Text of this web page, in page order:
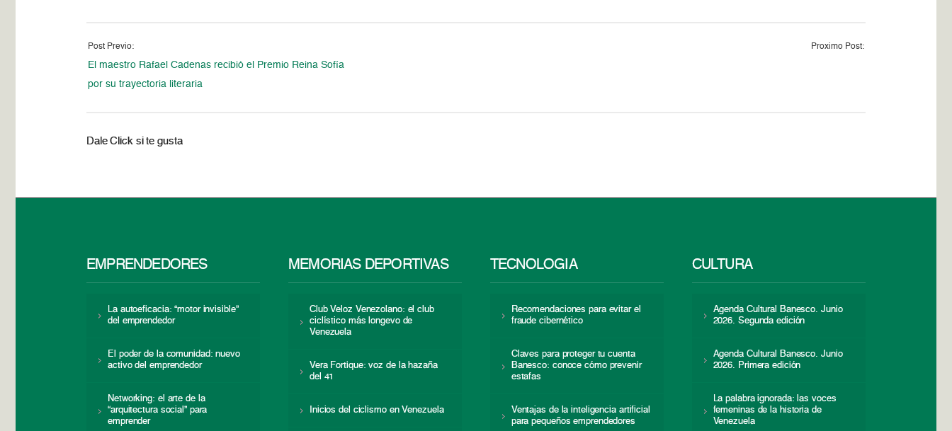
Post Previo:
El maestro Rafael Cadenas recibió el Premio Reina Sofía
por su trayectoria literaria
Proximo Post:
Dale Click si te gusta
EMPRENDEDORES
La autoeficacia: “motor invisible”
del emprendedor
El poder de la comunidad: nuevo
activo del emprendedor
Networking: el arte de la
“arquitectura social” para
emprender
MEMORIAS DEPORTIVAS
Club Veloz Venezolano: el club
ciclístico más longevo de
Venezuela
Vera Fortique: voz de la hazaña
del 41
Inicios del ciclismo en Venezuela
TECNOLOGÍA
Recomendaciones para evitar el
fraude cibernético
Claves para proteger tu cuenta
Banesco: conoce cómo prevenir
estafas
Ventajas de la inteligencia artificial
para pequeños emprendedores
CULTURA
Agenda Cultural Banesco. Junio
2026. Segunda edición
Agenda Cultural Banesco. Junio
2026. Primera edición
La palabra ignorada: las voces
femeninas de la historia de
Venezuela